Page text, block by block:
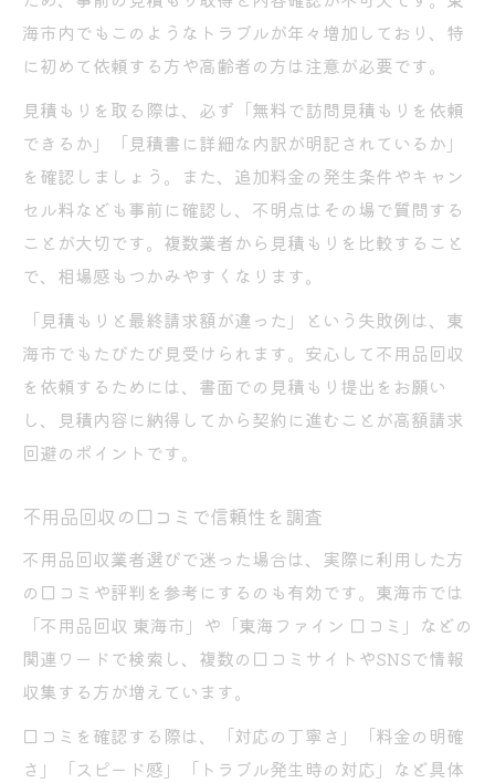
海市内でもこのようなトラブルが年々増加しており、特
に初めて依頼する方や高齢者の方は注意が必要です。
見積もりを取る際は、必ず「無料で訪問見積もりを依頼
できるか」「見積書に詳細な内訳が明記されているか」
を確認しましょう。また、追加料金の発生条件やキャン
セル料なども事前に確認し、不明点はその場で質問する
ことが大切です。複数業者から見積もりを比較すること
で、相場感もつかみやすくなります。
「見積もりと最終請求額が違った」という失敗例は、東
海市でもたびたび見受けられます。安心して不用品回収
を依頼するためには、書面での見積もり提出をお願い
し、見積内容に納得してから契約に進むことが高額請求
回避のポイントです。
不用品回収の口コミで信頼性を調査
不用品回収業者選びで迷った場合は、実際に利用した方
の口コミや評判を参考にするのも有効です。東海市では
「不用品回収 東海市」や「東海ファイン 口コミ」などの
関連ワードで検索し、複数の口コミサイトやSNSで情報
収集する方が増えています。
口コミを確認する際は、「対応の丁寧さ」「料金の明確
さ」「スピード感」「トラブル発生時の対応」など具体